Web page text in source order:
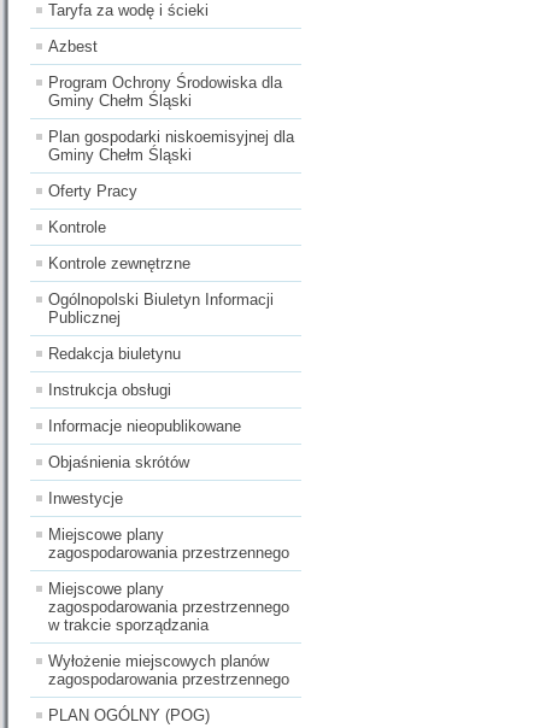
Taryfa za wodę i ścieki
Azbest
Program Ochrony Środowiska dla
Gminy Chełm Śląski
Plan gospodarki niskoemisyjnej dla
Gminy Chełm Śląski
Oferty Pracy
Kontrole
Kontrole zewnętrzne
Ogólnopolski Biuletyn Informacji
Publicznej
Redakcja biuletynu
Instrukcja obsługi
Informacje nieopublikowane
Objaśnienia skrótów
Inwestycje
Miejscowe plany
zagospodarowania przestrzennego
Miejscowe plany
zagospodarowania przestrzennego
w trakcie sporządzania
Wyłożenie miejscowych planów
zagospodarowania przestrzennego
PLAN OGÓLNY (POG)